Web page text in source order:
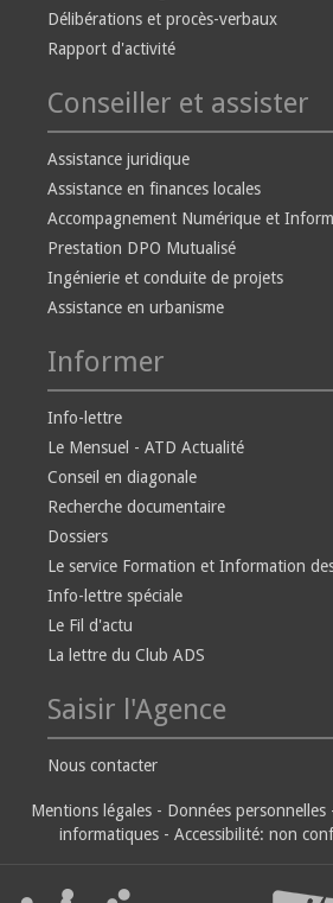
Délibérations et procès-verbaux
Rapport d'activité
Conseiller et assister
Assistance juridique
Assistance en finances locales
Accompagnement Numérique et
Prestation DPO Mutualisé
Ingénierie et conduite de projets
Assistance en urbanisme
Informer
Info-lettre
Le Mensuel - ATD Actualité
Conseil en diagonale
Recherche documentaire
Dossiers
Le service Formation et Information
Info-lettre spéciale
Le Fil d'actu
La lettre du Club ADS
Saisir l'Agence
Nous contacter
Mentions légales - Données personnelles
informatiques - Accessibilité: non